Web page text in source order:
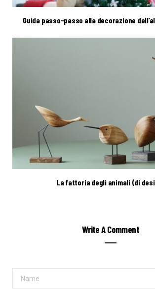
Guida passo-passo alla decorazione
La fattoria degli animali (di
Write A Comment